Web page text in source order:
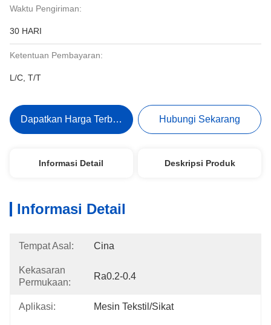
Waktu Pengiriman:
30 HARI
Ketentuan Pembayaran:
L/C, T/T
Dapatkan Harga Terbaik Hubungi Sekarang
Informasi Detail Deskripsi Produk
Informasi Detail
Tempat Asal: Cina
Kekasaran
Permukaan:
Ra0.2-0.4
Aplikasi: Mesin Tekstil/sikat